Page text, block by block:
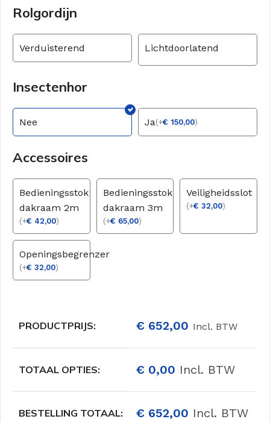
Rolgordijn
Verduisterend Lichtdoorlatend
Insectenhor
Nee Ja(+€ 150,00)
Accessoires
Bedieningsstok
dakraam 2m
(+€ 42,00)
Bedieningsstok
dakraam 3m
(+€ 65,00)
Veiligheidsslot
(+€ 32,00)
Openingsbegrenzer
(+€ 32,00)
PRODUCTPRIJS: € 652,00 Incl. BTW
TOTAAL OPTIES: € 0,00 Incl. BTW
BESTELLING TOTAAL: € 652,00 Incl. BTW